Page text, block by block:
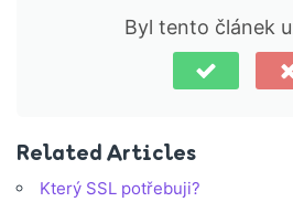
Byl tento článek
Related Articles
Který SSL potřebuji?